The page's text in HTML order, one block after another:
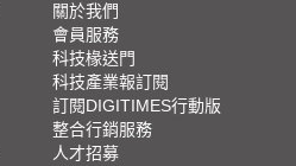
關於我們
會員服務
科技椽送門
科技產業報訂閱
訂閱DIGITIMES行動版
整合行銷服務
人才招募